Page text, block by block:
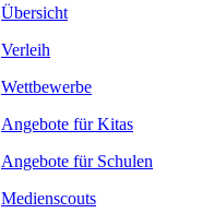
Übersicht
Verleih
Wettbewerbe
Angebote für Kitas
Angebote für Schulen
Medienscouts